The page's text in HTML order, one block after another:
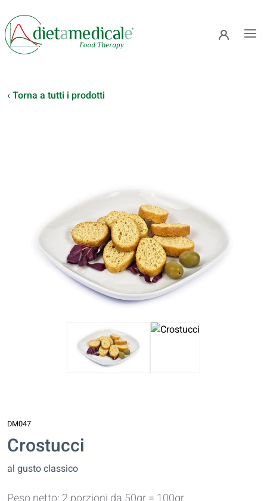
‹ Torna a tutti i prodotti
DM047
Crostucci
al gusto classico